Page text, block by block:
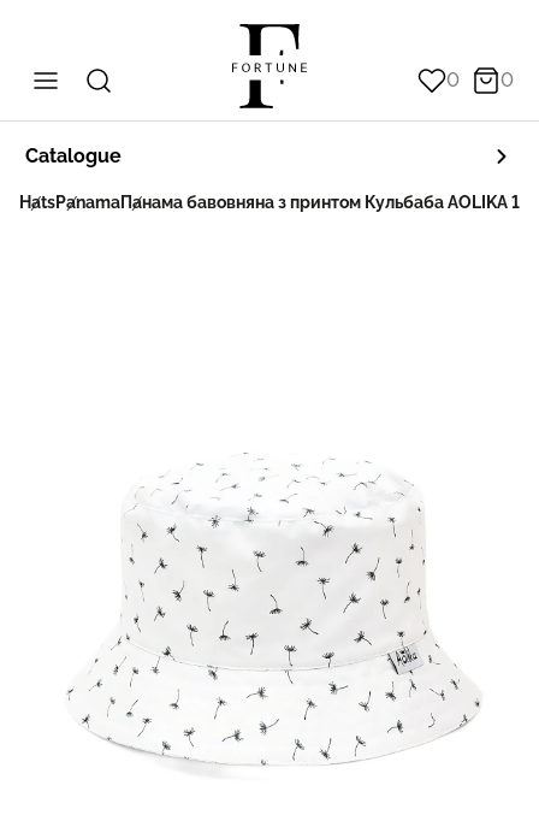
0 0
Catalogue
HatsPanamaПанама бавовняна з принтом Кульбаба AOLIKA